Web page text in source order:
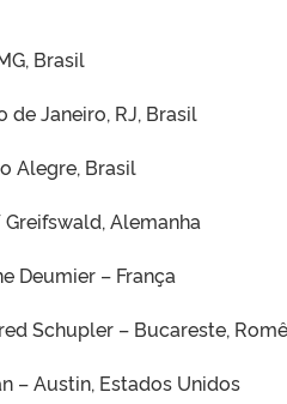
Brasil
de Janeiro, RJ, Brasil
Alegre, Brasil
Greifswald, Alemanha
Deumier – França
Schupler – Bucareste,
– Austin, Estados Unidos